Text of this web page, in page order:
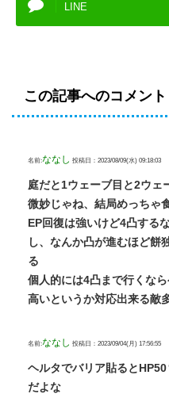
LINE
この記事へのコメント
名前:ななし 投稿日：2023/08/09(水) 09:18:03
庭だと1ウェーブ目と2ウェ
微妙じゃね、結局めっちゃ
EP回復は強いけど4凸する
し、なんか凸が進むほど餅
る
個人的には4凸まで行くな
高いというか対応出来る敵
名前:ななし 投稿日：2023/09/04(月) 17:56:55
ヘルタでバリア貼ると
だよな